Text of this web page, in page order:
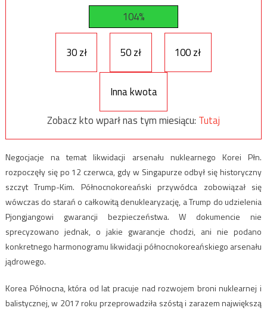
104%
30 zł 50 zł 100 zł
Inna kwota
Zobacz kto wparł nas tym miesiącu: Tutaj
Negocjacje na temat likwidacji arsenału nuklearnego Korei Płn.
rozpoczęły się po 12 czerwca, gdy w Singapurze odbył się historyczny
szczyt Trump-Kim. Północnokoreański przywódca zobowiązał się
wówczas do starań o całkowitą denuklearyzację, a Trump do udzielenia
Pjongjangowi gwarancji bezpieczeństwa. W dokumencie nie
sprecyzowano jednak, o jakie gwarancje chodzi, ani nie podano
konkretnego harmonogramu likwidacji północnokoreańskiego arsenału
jądrowego.
Korea Północna, która od lat pracuje nad rozwojem broni nuklearnej i
balistycznej, w 2017 roku przeprowadziła szóstą i zarazem największą